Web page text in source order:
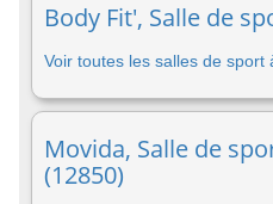
Body Fit', Salle de
Voir toutes les salles de sport
Movida, Salle de
(12850)